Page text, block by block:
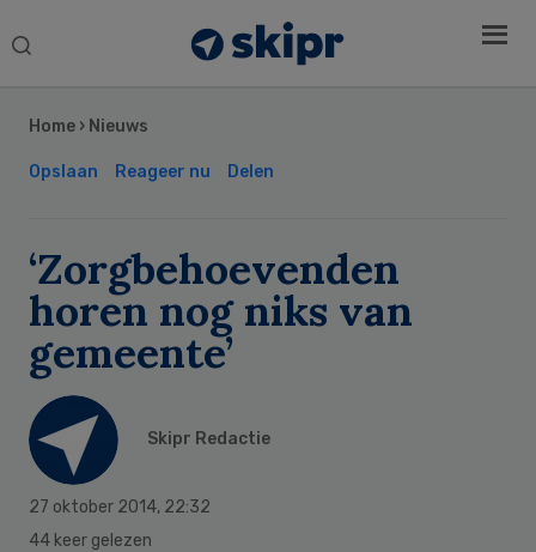
Search
Home › Nieuws
Opslaan Reageer nu Delen
‘Zorgbehoevenden
horen nog niks van
gemeente’
Skipr Redactie
27 oktober 2014, 22:32
44 keer gelezen
Sidebar